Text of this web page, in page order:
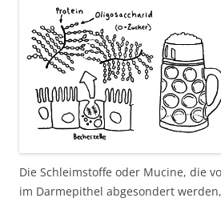
Die Schleimstoffe oder Mucine, die
im Darmepithel abgesondert